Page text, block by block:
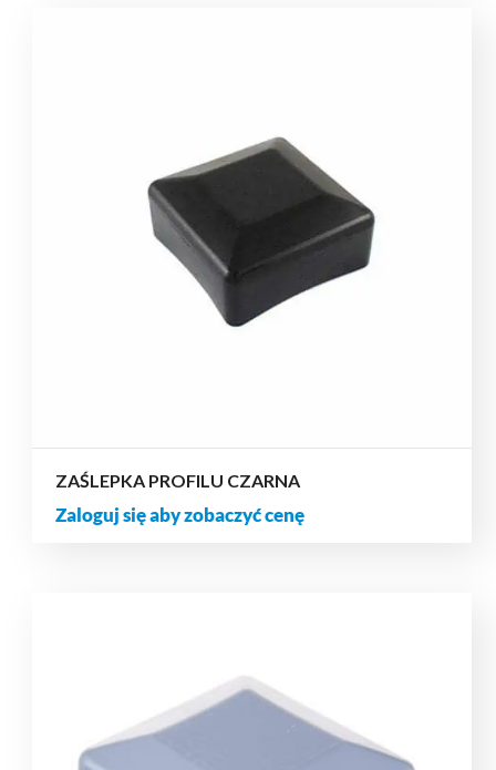
ZAŚLEPKA PROFILU CZARNA
Zaloguj się aby zobaczyć cenę